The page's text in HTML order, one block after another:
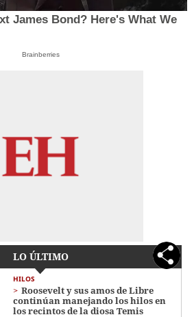
James Bond? Here's What We
Brainberries
LO ÚLTIMO
HILOS
Roosevelt y sus amos de Libre
continúan manejando los hilos en
los recintos de la diosa Temis